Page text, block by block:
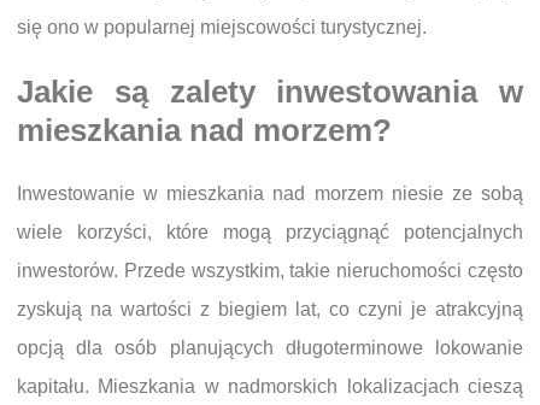
się ono w popularnej miejscowości turystycznej.
Jakie są zalety inwestowania w
mieszkania nad morzem?
Inwestowanie w mieszkania nad morzem niesie ze sobą
wiele korzyści, które mogą przyciągnąć potencjalnych
inwestorów. Przede wszystkim, takie nieruchomości często
zyskują na wartości z biegiem lat, co czyni je atrakcyjną
opcją dla osób planujących długoterminowe lokowanie
kapitału. Mieszkania w nadmorskich lokalizacjach cieszą